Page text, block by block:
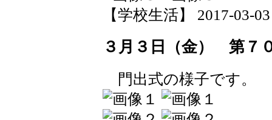
【学校生活】 2017-03-
３月３日（金） 第７
門出式の様子です。